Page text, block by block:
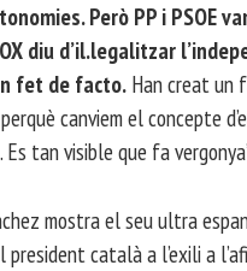
Però PP i PSOE
diu d’il.legalitzar
fet de facto. Han creat un
canviem el concepte
tan visible que fa
mostra el seu ultra
president català a l’exili a